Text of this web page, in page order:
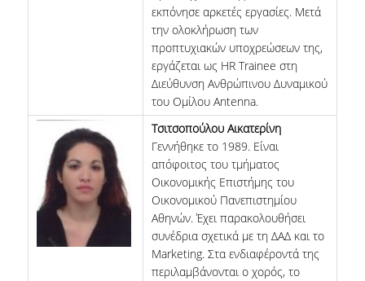
εκπόνησε αρκετές εργασίες. Μετά
την ολοκλήρωση των
προπτυχιακών υποχρεώσεων της,
εργάζεται ως HR Trainee στη
Διεύθυνση Ανθρώπινου Δυναμικού
του Ομίλου Antenna.
Τσιτσοπούλου Αικατερίνη
Γεννήθηκε το 1989. Είναι
απόφοιτος του τμήματος
Οικονομικής Επιστήμης του
Οικονομικού Πανεπιστημίου
Αθηνών. Έχει παρακολουθήσει
συνέδρια σχετικά με τη ΔΑΔ και το
Marketing. Στα ενδιαφέροντά της
περιλαμβάνονται ο χορός, το